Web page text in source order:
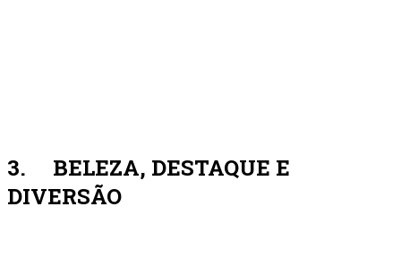
3. BELEZA, DESTAQUE E
DIVERSÃO